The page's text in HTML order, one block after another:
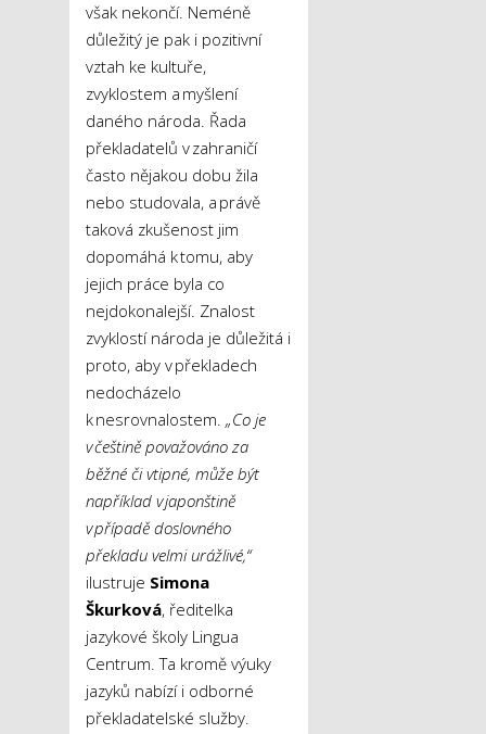
však nekončí. Neméně
důležitý je pak i pozitivní
vztah ke kultuře,
zvyklostem a myšlení
daného národa. Řada
překladatelů v zahraničí
často nějakou dobu žila
nebo studovala, a právě
taková zkušenost jim
dopomáhá k tomu, aby
jejich práce byla co
nejdokonalejší. Znalost
zvyklostí národa je důležitá i
proto, aby v překladech
nedocházelo
k nesrovnalostem. „Co je
v češtině považováno za
běžné či vtipné, může být
například v japonštině
v případě doslovného
překladu velmi urážlivé,“
ilustruje Simona
Škurková, ředitelka
jazykové školy Lingua
Centrum. Ta kromě výuky
jazyků nabízí i odborné
překladatelské služby.